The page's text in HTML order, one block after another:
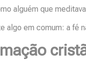
alguém que
algo em comum: a fé